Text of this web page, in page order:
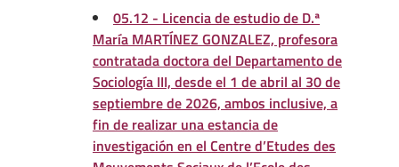
05.12 - Licencia de estudio de D.ª
María MARTÍNEZ GONZALEZ, profesora
contratada doctora del Departamento de
Sociología III, desde el 1 de abril al 30 de
septiembre de 2026, ambos inclusive, a
fin de realizar una estancia de
investigación en el Centre d’Etudes des